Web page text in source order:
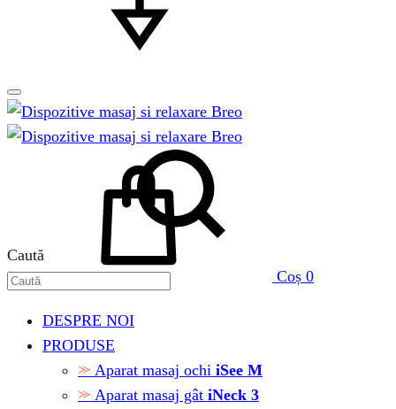
Coș 0
Caută
DESPRE NOI
PRODUSE
Aparat masaj ochi iSee M
Aparat masaj gât iNeck 3